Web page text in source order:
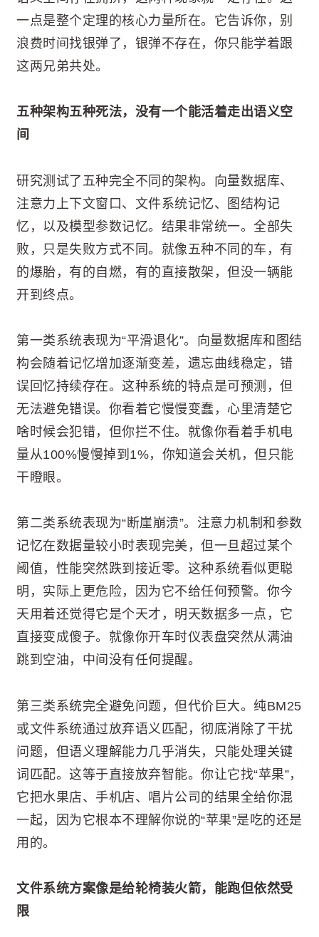
一点是整个定理的核心力量所在。它告诉你，别
浪费时间找银弹了，银弹不存在，你只能学着跟
这两兄弟共处。
五种架构五种死法，没有一个能活着走出语义空
间
研究测试了五种完全不同的架构。向量数据库、
注意力上下文窗口、文件系统记忆、图结构记
忆，以及模型参数记忆。结果非常统一。全部失
败，只是失败方式不同。就像五种不同的车，有
的爆胎，有的自燃，有的直接散架，但没一辆能
开到终点。
第一类系统表现为“平滑退化”。向量数据库和图结
构会随着记忆增加逐渐变差，遗忘曲线稳定，错
误回忆持续存在。这种系统的特点是可预测，但
无法避免错误。你看着它慢慢变蠢，心里清楚它
啥时候会犯错，但你拦不住。就像你看着手机电
量从100%慢慢掉到1%，你知道会关机，但只能
干瞪眼。
第二类系统表现为“断崖崩溃”。注意力机制和参数
记忆在数据量较小时表现完美，但一旦超过某个
阈值，性能突然跌到接近零。这种系统看似更聪
明，实际上更危险，因为它不给任何预警。你今
天用着还觉得它是个天才，明天数据多一点，它
直接变成傻子。就像你开车时仪表盘突然从满油
跳到空油，中间没有任何提醒。
第三类系统完全避免问题，但代价巨大。纯BM25
或文件系统通过放弃语义匹配，彻底消除了干扰
问题，但语义理解能力几乎消失，只能处理关键
词匹配。这等于直接放弃智能。你让它找“苹果”，
它把水果店、手机店、唱片公司的结果全给你混
一起，因为它根本不理解你说的“苹果”是吃的还是
用的。
文件系统方案像是给轮椅装火箭，能跑但依然受
限